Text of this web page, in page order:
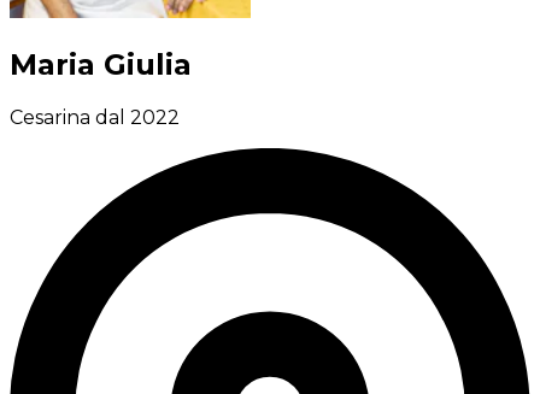
Maria Giulia
Cesarina dal 2022